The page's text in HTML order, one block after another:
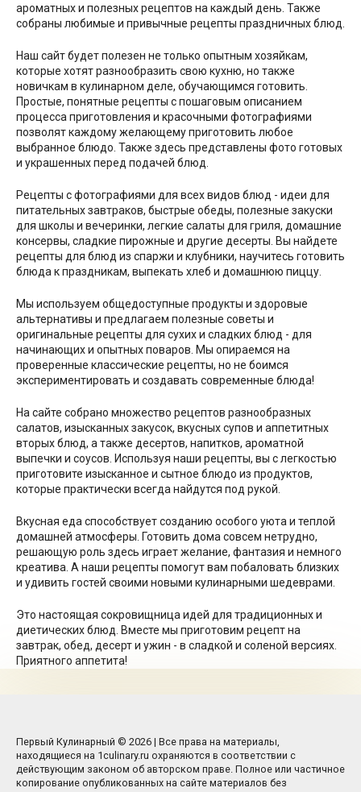
ароматных и полезных рецептов на каждый день. Также
собраны любимые и привычные рецепты праздничных блюд.
Наш сайт будет полезен не только опытным хозяйкам,
которые хотят разнообразить свою кухню, но также
новичкам в кулинарном деле, обучающимся готовить.
Простые, понятные рецепты с пошаговым описанием
процесса приготовления и красочными фотографиями
позволят каждому желающему приготовить любое
выбранное блюдо. Также здесь представлены фото готовых
и украшенных перед подачей блюд.
Рецепты с фотографиями для всех видов блюд - идеи для
питательных завтраков, быстрые обеды, полезные закуски
для школы и вечеринки, легкие салаты для гриля, домашние
консервы, сладкие пирожные и другие десерты. Вы найдете
рецепты для блюд из спаржи и клубники, научитесь готовить
блюда к праздникам, выпекать хлеб и домашнюю пиццу.
Мы используем общедоступные продукты и здоровые
альтернативы и предлагаем полезные советы и
оригинальные рецепты для сухих и сладких блюд - для
начинающих и опытных поваров. Мы опираемся на
проверенные классические рецепты, но не боимся
экспериментировать и создавать современные блюда!
На сайте собрано множество рецептов разнообразных
салатов, изысканных закусок, вкусных супов и аппетитных
вторых блюд, а также десертов, напитков, ароматной
выпечки и соусов. Используя наши рецепты, вы с легкостью
приготовите изысканное и сытное блюдо из продуктов,
которые практически всегда найдутся под рукой.
Вкусная еда способствует созданию особого уюта и теплой
домашней атмосферы. Готовить дома совсем нетрудно,
решающую роль здесь играет желание, фантазия и немного
креатива. А наши рецепты помогут вам побаловать близких
и удивить гостей своими новыми кулинарными шедеврами.
Это настоящая сокровищница идей для традиционных и
диетических блюд. Вместе мы приготовим рецепт на
завтрак, обед, десерт и ужин - в сладкой и соленой версиях.
Приятного аппетита!
Первый Кулинарный © 2026 | Все права на материалы,
находящиеся на 1culinary.ru охраняются в соответствии с
действующим законом об авторском праве. Полное или частичное
копирование опубликованных на сайте материалов без